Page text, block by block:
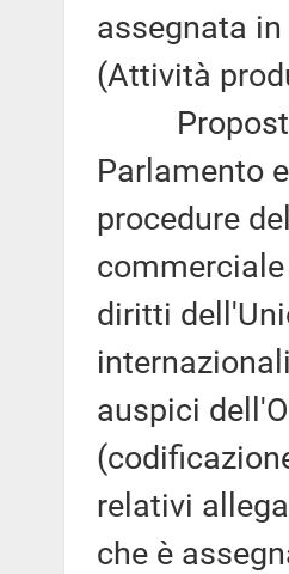
assegnata
(Attività
Proposta
Parlamento
procedure
diritti
auspici
relativi
che è